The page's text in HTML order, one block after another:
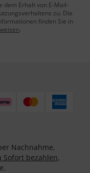
dem Erhalt von E-Mail-
zu. Die
finden Sie in
.
Nachnahme,
Sofort bezahlen,